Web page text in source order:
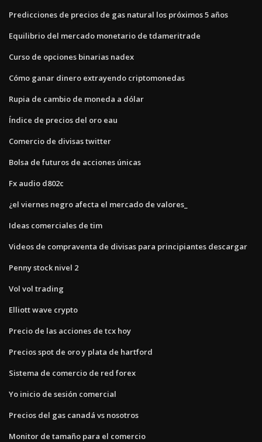
Predicciones de precios de gas natural los próximos 5 años
Equilibrio del mercado monetario de tdameritrade
Curso de opciones binarias nadex
Cómo ganar dinero extrayendo criptomonedas
Rupia de cambio de moneda a dólar
Índice de precios del oro eau
Comercio de divisas twitter
Bolsa de futuros de acciones únicas
Fx audio d802c
¿el viernes negro afecta el mercado de valores_
Ideas comerciales de tim
Videos de compraventa de divisas para principiantes descargar
Penny stock nivel 2
Vol vol trading
Elliott wave crypto
Precio de las acciones de tcx hoy
Precios spot de oro y plata de hartford
Sistema de comercio de red forex
Yo inicio de sesión comercial
Precios del gas canadá vs nosotros
Monitor de tamaño para el comercio